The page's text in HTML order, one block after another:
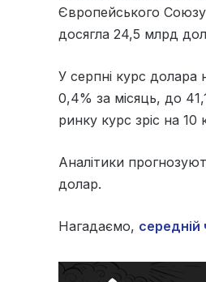
Європейського
досягла 24,5 млрд
У серпні курс долара
0,4% за місяць, до
ринку курс зріс на
Аналітики
долар.
Нагадаємо, середній